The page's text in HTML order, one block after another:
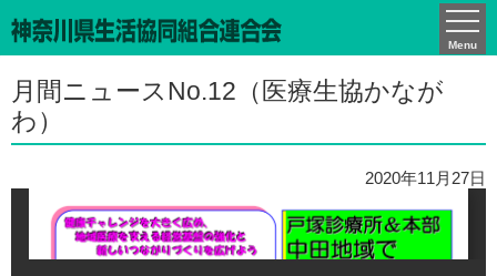
Menu
かながわCO-ネット通信
月間ニュースNo.12（医療生協かなが
わ）
2020年11月27日